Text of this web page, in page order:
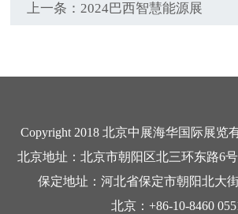
上一条：2024巴西智慧能源展
Copyright 2018 北京中展海华国际展览
北京地址：北京市朝阳区北三环东路6
保定地址：河北省保定市朝阳北大
北京：+86-10-8460